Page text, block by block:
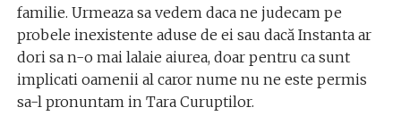
familie. Urmeaza sa vedem daca ne judecam pe
probele inexistente aduse de ei sau dacă Instanta ar
dori sa n-o mai lalaie aiurea, doar pentru ca sunt
implicati oamenii al caror nume nu ne este permis
sa-l pronuntam in Tara Curuptilor.